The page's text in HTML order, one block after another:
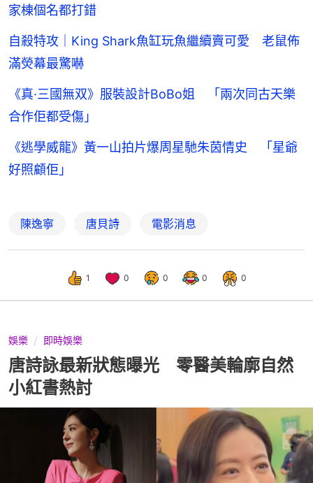
家棟個名都打錯
自殺特攻｜King Shark魚缸玩魚繼續賣可愛 老鼠佈
滿熒幕最驚嚇
《真·三國無双》服裝設計BoBo姐 「兩次同古天樂
合作佢都受傷」
《逃學威龍》黃一山拍片爆周星馳朱茵情史 「星爺
好照顧佢」
陳逸寧 唐貝詩 電影消息
1 0 0 0 0
娛樂 即時娛樂
唐詩詠最新狀態曝光 零醫美輪廓自然
小紅書熱討